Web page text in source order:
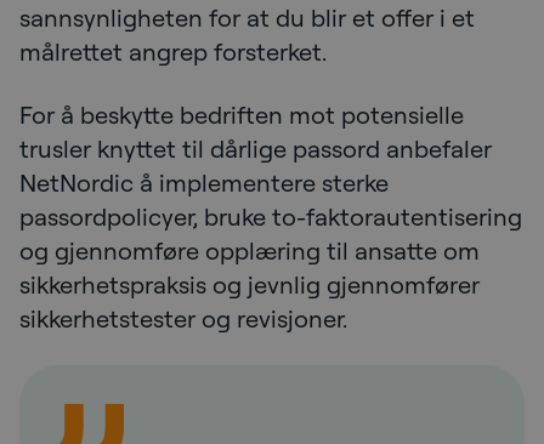
sannsynligheten for at du blir et offer i et
målrettet angrep forsterket.
For å beskytte bedriften mot potensielle
trusler knyttet til dårlige passord anbefaler
NetNordic å implementere sterke
passordpolicyer, bruke to-faktorautentisering
og gjennomføre opplæring til ansatte om
sikkerhetspraksis og jevnlig gjennomfører
sikkerhetstester og revisjoner.